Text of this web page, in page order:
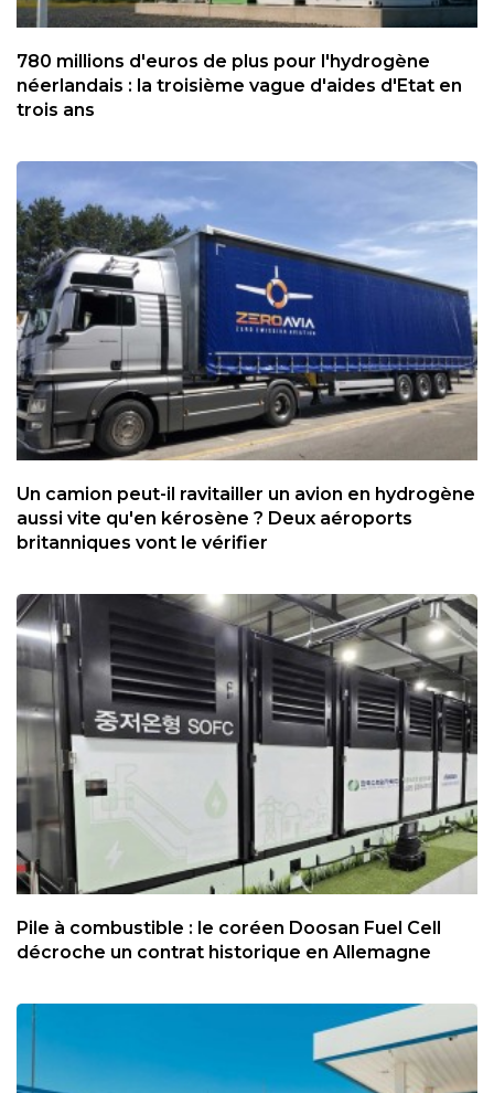
780 millions d'euros de plus pour l'hydrogène
néerlandais : la troisième vague d'aides d'Etat en
trois ans
Un camion peut-il ravitailler un avion en hydrogène
aussi vite qu'en kérosène ? Deux aéroports
britanniques vont le vérifier
Pile à combustible : le coréen Doosan Fuel Cell
décroche un contrat historique en Allemagne